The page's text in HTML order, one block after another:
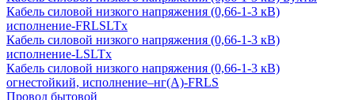
Кабель силовой низкого напряжения (0,66-1-3 кВ)
исполнение-FRLSLTx
Кабель силовой низкого напряжения (0,66-1-3 кВ)
исполнение-LSLTx
Кабель силовой низкого напряжения (0,66-1-3 кВ)
огнестойкий, исполнение–нг(А)-FRLS
Провод бытовой